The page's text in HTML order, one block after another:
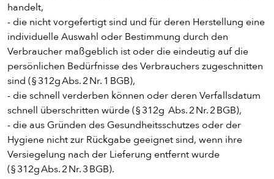
CALZONE
BAGUETTE
PASTA
AUFLAUF
handelt,
- die nicht vorgefertigt sind und für deren Herstellung eine
individuelle Auswahl oder Bestimmung durch den
Verbraucher maßgeblich ist oder die eindeutig auf die
persönlichen Bedürfnisse des Verbrauchers zugeschnitten
sind (§ 312g Abs. 2 Nr. 1 BGB),
- die schnell verderben können oder deren Verfallsdatum
schnell überschritten würde (§ 312g Abs. 2 Nr. 2 BGB),
- die aus Gründen des Gesundheitsschutzes oder der
Hygiene nicht zur Rückgabe geeignet sind, wenn ihre
Versiegelung nach der Lieferung entfernt wurde
(§ 312g Abs. 2 Nr. 3 BGB).